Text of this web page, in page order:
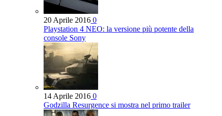
20 Aprile 2016 0
Playstation 4 NEO: la versione più potente della
console Sony
14 Aprile 2016 0
Godzilla Resurgence si mostra nel primo trailer